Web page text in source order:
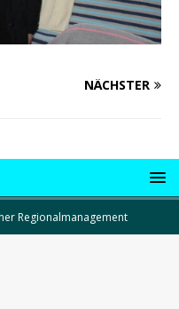
NÄCHSTER
Regionalmanagement